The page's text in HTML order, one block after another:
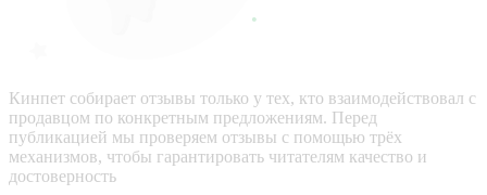
Кинпет собирает отзывы только у тех, кто взаимодействовал с
продавцом по конкретным предложениям. Перед
публикацией мы проверяем отзывы с помощью трёх
механизмов, чтобы гарантировать читателям качество и
достоверность